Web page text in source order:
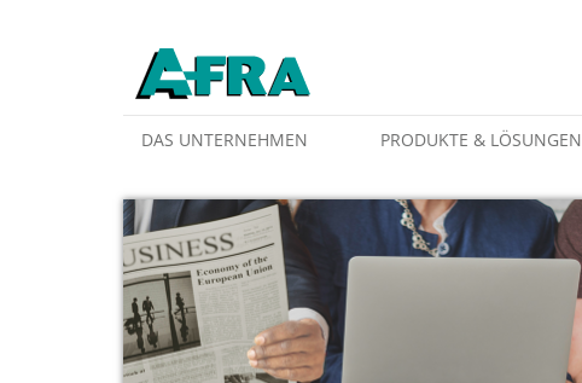
DAS UNTERNEHMEN PRODUKTE & LÖSUNGEN